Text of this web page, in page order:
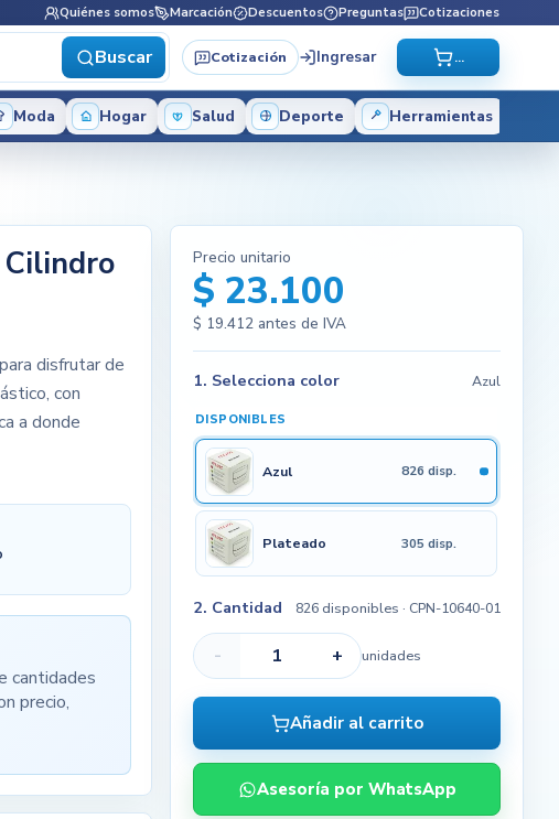
Quiénes somos Marcación Descuentos Preguntas Cotizaciones
Buscar Cotización Ingresar ...
Moda Hogar Salud Deporte Herramientas
disfrutar de
con
a donde
cantidades
precio,
Precio unitario
$ 23.100
$ 19.412 antes de IVA
1. Selecciona color Azul
DISPONIBLES
Azul 826 disp.
Plateado 305 disp.
2. Cantidad 826 disponibles · CPN-10640-01
- + unidades
Añadir al carrito
Asesoría por WhatsApp